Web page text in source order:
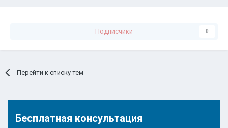
Подписчики 0
Перейти к списку тем
Бесплатная консультация